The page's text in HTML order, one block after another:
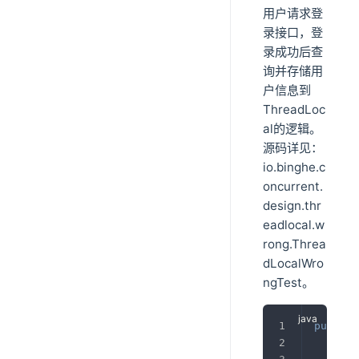
用户请求登
录接口，登
录成功后查
询并存储用
户信息到
ThreadLoc
al的逻辑。
源码详见：
io.binghe.c
oncurrent.
design.thr
eadlocal.w
rong.Threa
dLocalWro
ngTest。
public